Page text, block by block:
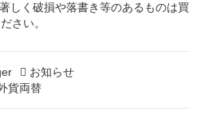
しく破損や落書き等のあるものは買
さい。
Categories
お知らせ
貨両替